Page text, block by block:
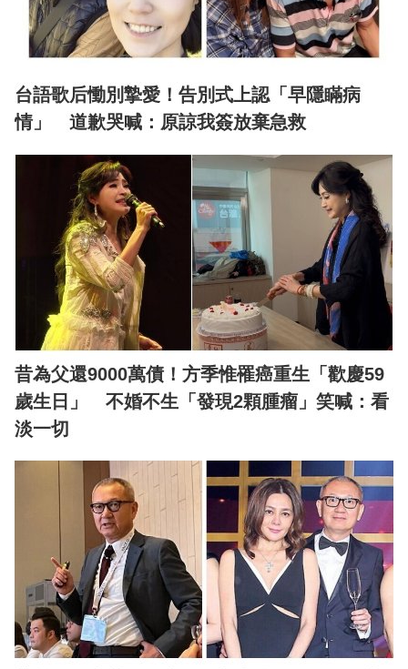
台語歌后慟別摯愛！告別式上認「早隱瞞病
情」 道歉哭喊：原諒我簽放棄急救
昔為父還9000萬債！方季惟罹癌重生「歡慶59
歲生日」 不婚不生「發現2顆腫瘤」笑喊：看
淡一切